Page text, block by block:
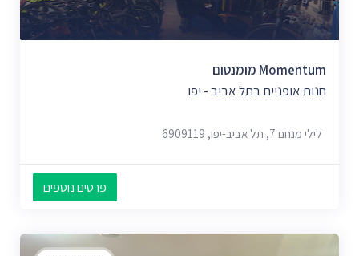
Momentum מומנטום
חנות אופניים בתל אביב - יפו
לילי מנחם 7, תל אביב-יפו, 6909119
פרטים נוספים